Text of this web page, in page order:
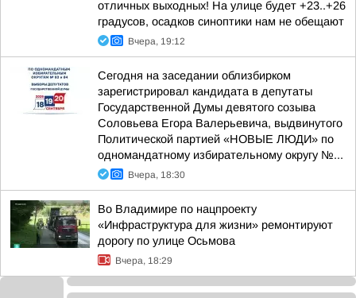
отличных выходных! На улице будет +23..+26
градусов, осадков синоптики нам не обещают
Вчера, 19:12
Сегодня на заседании облизбирком
зарегистрировал кандидата в депутаты
Государственной Думы девятого созыва
Соловьева Егора Валерьевича, выдвинутого
Политической партией «НОВЫЕ ЛЮДИ» по
одномандатному избирательному округу №...
Вчера, 18:30
Во Владимире по нацпроекту
«Инфраструктура для жизни» ремонтируют
дорогу по улице Осьмова
Вчера, 18:29